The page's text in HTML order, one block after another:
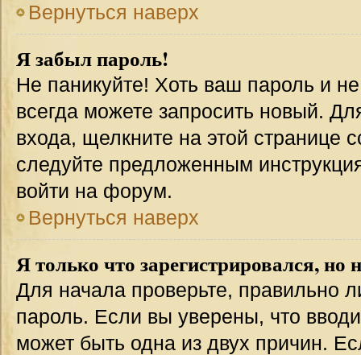
Вернуться наверх
Я забыл пароль!
Не паникуйте! Хоть ваш пароль и
всегда можете запросить новый.
входа, щелкните на этой странице
следуйте предложенным
войти на форум.
Вернуться наверх
Я только что зарегистрировался, но
Для начала проверьте, правильно
пароль. Если вы уверены, что
может быть одна из двух причин.